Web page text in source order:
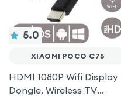
5.0
XIAOMI POCO C75
HDMI 1080P Wifi Display
Dongle, Wireless TV